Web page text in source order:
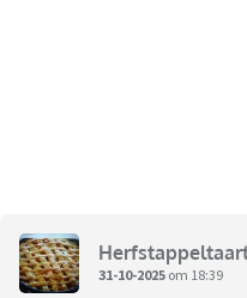
31-10-2025 om 18:39